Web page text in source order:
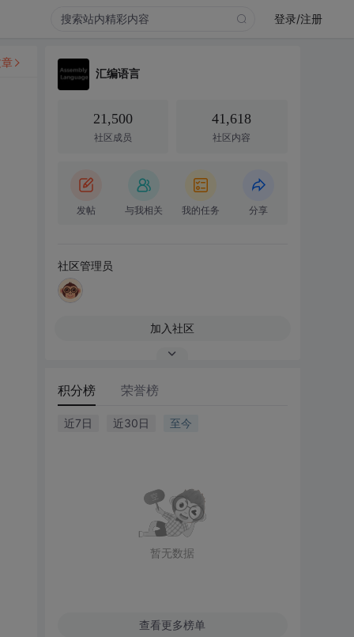
登录/注册
汇编语言
21,500
社区成员
41,618
社区内容
发帖 与我相关 我的任务 分享
社区管理员
加入社区
积分榜 荣誉榜
近7日 近30日 至今
暂无数据
查看更多榜单